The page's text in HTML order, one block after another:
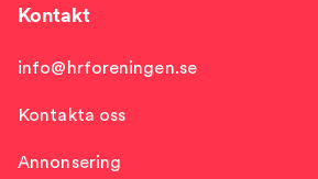
Kontakt
info@hrforeningen.se
Kontakta oss
Annonsering